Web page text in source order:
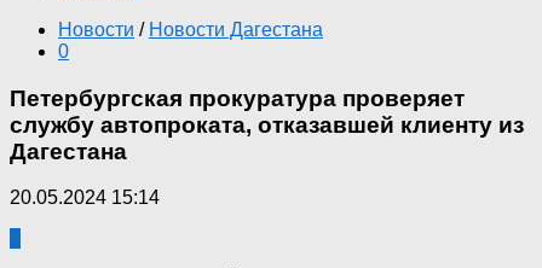
Новости / Новости Дагестана
0
Петербургская прокуратура проверяет
службу автопроката, отказавшей клиенту из
Дагестана
20.05.2024 15:14